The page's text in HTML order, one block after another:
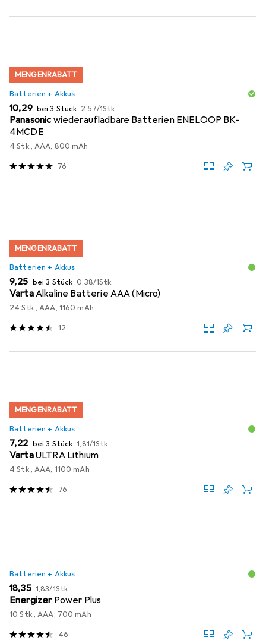
MENGENRABATT
Batterien + Akkus
EUR
10,29 bei 3 Stück EUR
2,57/1Stk.
Panasonicwiederaufladbare Batterien ENELOOP BK-
4MCDE
4 Stk., AAA, 800 mAh
76
MENGENRABATT
Batterien + Akkus
EUR
9,25 bei 3 Stück EUR
0,38/1Stk.
VartaAlkaline Batterie AAA (Micro)
24 Stk., AAA, 1160 mAh
12
MENGENRABATT
Batterien + Akkus
EUR
7,22 bei 3 Stück EUR
1,81/1Stk.
VartaULTRA Lithium
4 Stk., AAA, 1100 mAh
76
Batterien + Akkus
EUR
18,35 EUR
1,83/1Stk.
Energizer Power Plus
10 Stk., AAA, 700 mAh
46